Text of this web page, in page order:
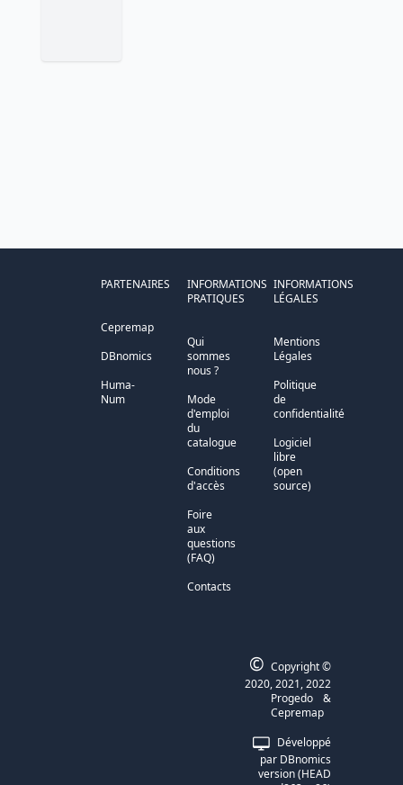
PARTENAIRES
Cepremap
DBnomics
Huma-
Num
INFORMATIONS
PRATIQUES
Qui
sommes
nous ?
Mode
d'emploi
du
catalogue
Conditions
d'accès
Foire
aux
questions
(FAQ)
Contacts
INFORMATIONS
LÉGALES
Mentions
Légales
Politique
de
confidentialité
Logiciel
libre
(open
source)
Développé
par DBnomics
version (HEAD
© Copyright ©
2020, 2021, 2022
Progedo
&
Cepremap